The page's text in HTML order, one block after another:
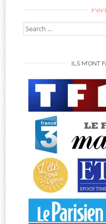
Search
for:
ILS M’ONT